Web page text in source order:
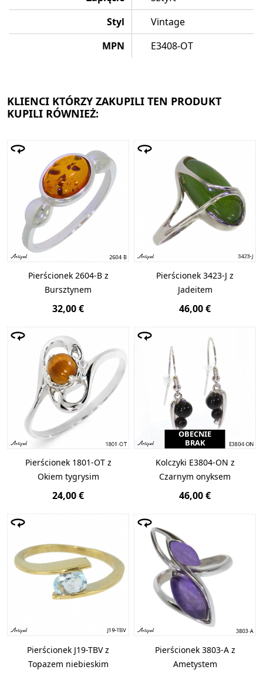
Styl
Vintage
MPN
E3408-OT
KLIENCI KTÓRZY ZAKUPILI TEN PRODUKT
KUPILI RÓWNIEŻ:
Pierścionek 2604-B z
Bursztynem
32,00 €
Pierścionek 3423-J z
Jadeitem
46,00 €
Pierścionek 1801-OT z
Okiem tygrysim
24,00 €
OBECNIE
BRAK
Kolczyki E3804-ON z
Czarnym onyksem
46,00 €
Pierścionek J19-TBV z
Topazem niebieskim
Pierścionek 3803-A z
Ametystem